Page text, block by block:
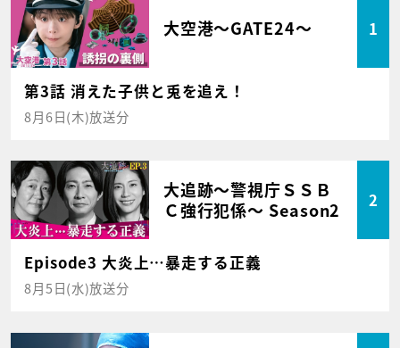
大空港～GATE24～ 1
第3話 消えた子供と兎を追え！
8月6日(木)放送分
大追跡～警視庁ＳＳＢ
Ｃ強行犯係～ Season2
2
Episode3 大炎上…暴走する正義
8月5日(水)放送分